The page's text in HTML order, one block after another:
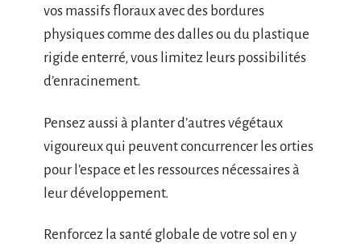
vos massifs floraux avec des bordures
physiques comme des dalles ou du plastique
rigide enterré, vous limitez leurs possibilités
d’enracinement.
Pensez aussi à planter d’autres végétaux
vigoureux qui peuvent concurrencer les orties
pour l’espace et les ressources nécessaires à
leur développement.
Renforcez la santé globale de votre sol en y